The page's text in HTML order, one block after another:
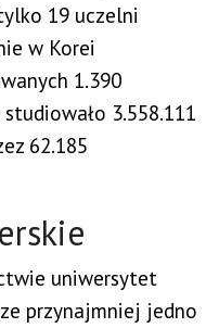
19 uczelni
w Korei
1.390
3.558.111
62.185
uniwersytet
przynajmniej jedno